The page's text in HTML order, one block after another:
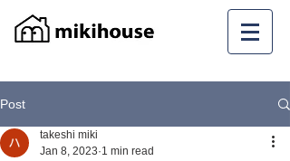
Post
takeshi miki
Jan 8, 2023 1 min read